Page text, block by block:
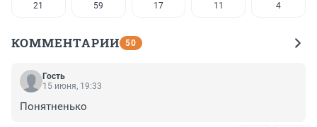
21 59 17 11 4
КОММЕНТАРИИ 50
Гость
15 июня, 19:33
Понятненько